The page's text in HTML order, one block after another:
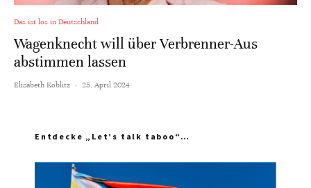
Das ist los in Deutschland
Wagenknecht will über Verbrenner-Aus
abstimmen lassen
Elisabeth Koblitz · 25. April 2024
Entdecke „Let’s talk taboo“…